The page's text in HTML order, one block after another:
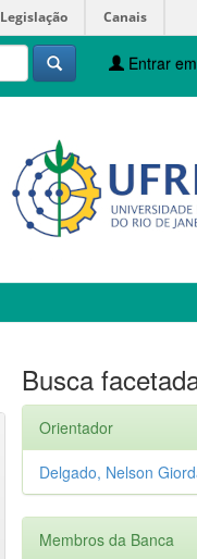
Legislação Canais
Entrar
Busca
Orientador
Delgado, Nelson
Membros da Banca